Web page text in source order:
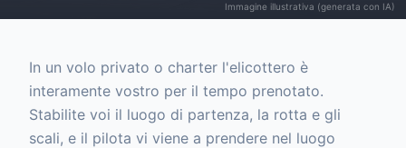
Immagine illustrativa (generata con IA)
In un volo privato o charter l'elicottero è
interamente vostro per il tempo prenotato.
Stabilite voi il luogo di partenza, la rotta e gli
scali, e il pilota vi viene a prendere nel luogo